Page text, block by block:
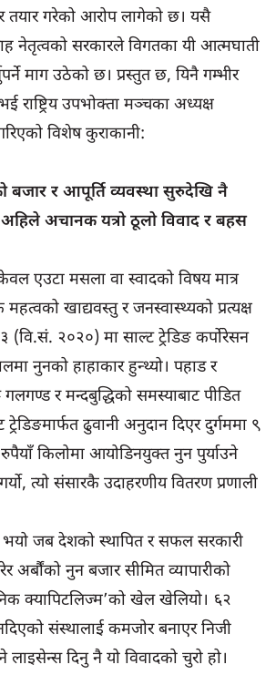
तयार गरेको आरोप लागेको छ। यसै
नेतृत्वको सरकारले विगतका यी आत्मघाती
माग उठेको छ। प्रस्तुत छ, यिनै गम्भीर
राष्ट्रिय उपभोक्ता मञ्चका अध्यक्ष
विशेष कुराकानी:
बजार र आपूर्ति व्यवस्था सुरुदेखि नै
अहिले अचानक यत्रो ठूलो विवाद र बहस
एउटा मसला वा स्वादको विषय मात्र
खाद्यवस्तु र जनस्वास्थ्यको प्रत्यक्ष
२०२०) मा साल्ट ट्रेडिङ कर्पोरेसन
नुनको हाहाकार हुन्थ्यो। पहाड र
र मन्दबुद्धिको समस्याबाट पीडित
ढुवानी अनुदान दिएर दुर्गममा ९
किलोमा आयोडिनयुक्त नुन पुर्याउने
त्यो संसारकै उदाहरणीय वितरण प्रणाली
भयो जब देशको स्थापित र सफल सरकारी
अर्बौंको नुन बजार सीमित व्यापारीको
क्यापिटलिज्म’को खेल खेलियो। ६२
संस्थालाई कमजोर बनाएर निजी
लाइसेन्स दिनु नै यो विवादको चुरो हो।